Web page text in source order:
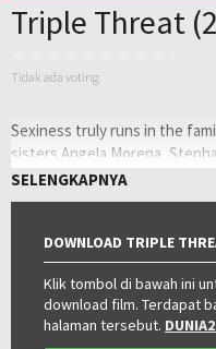
Triple Threat
Tidak ada voting
Sexiness truly runs in the
sisters Angela Morena,
their beginnings, their
scenes, they’re all out in this
Oleh:
LAYARKACA21
Diposting
pada:
Juni 25, 2026
Genre:
Tahun:
2026
Durasi:
90 Min
SELENGKAPNYA
DOWNLOAD TRIPLE
Klik tombol di bawah ini
download film. Terdapat
halaman tersebut.